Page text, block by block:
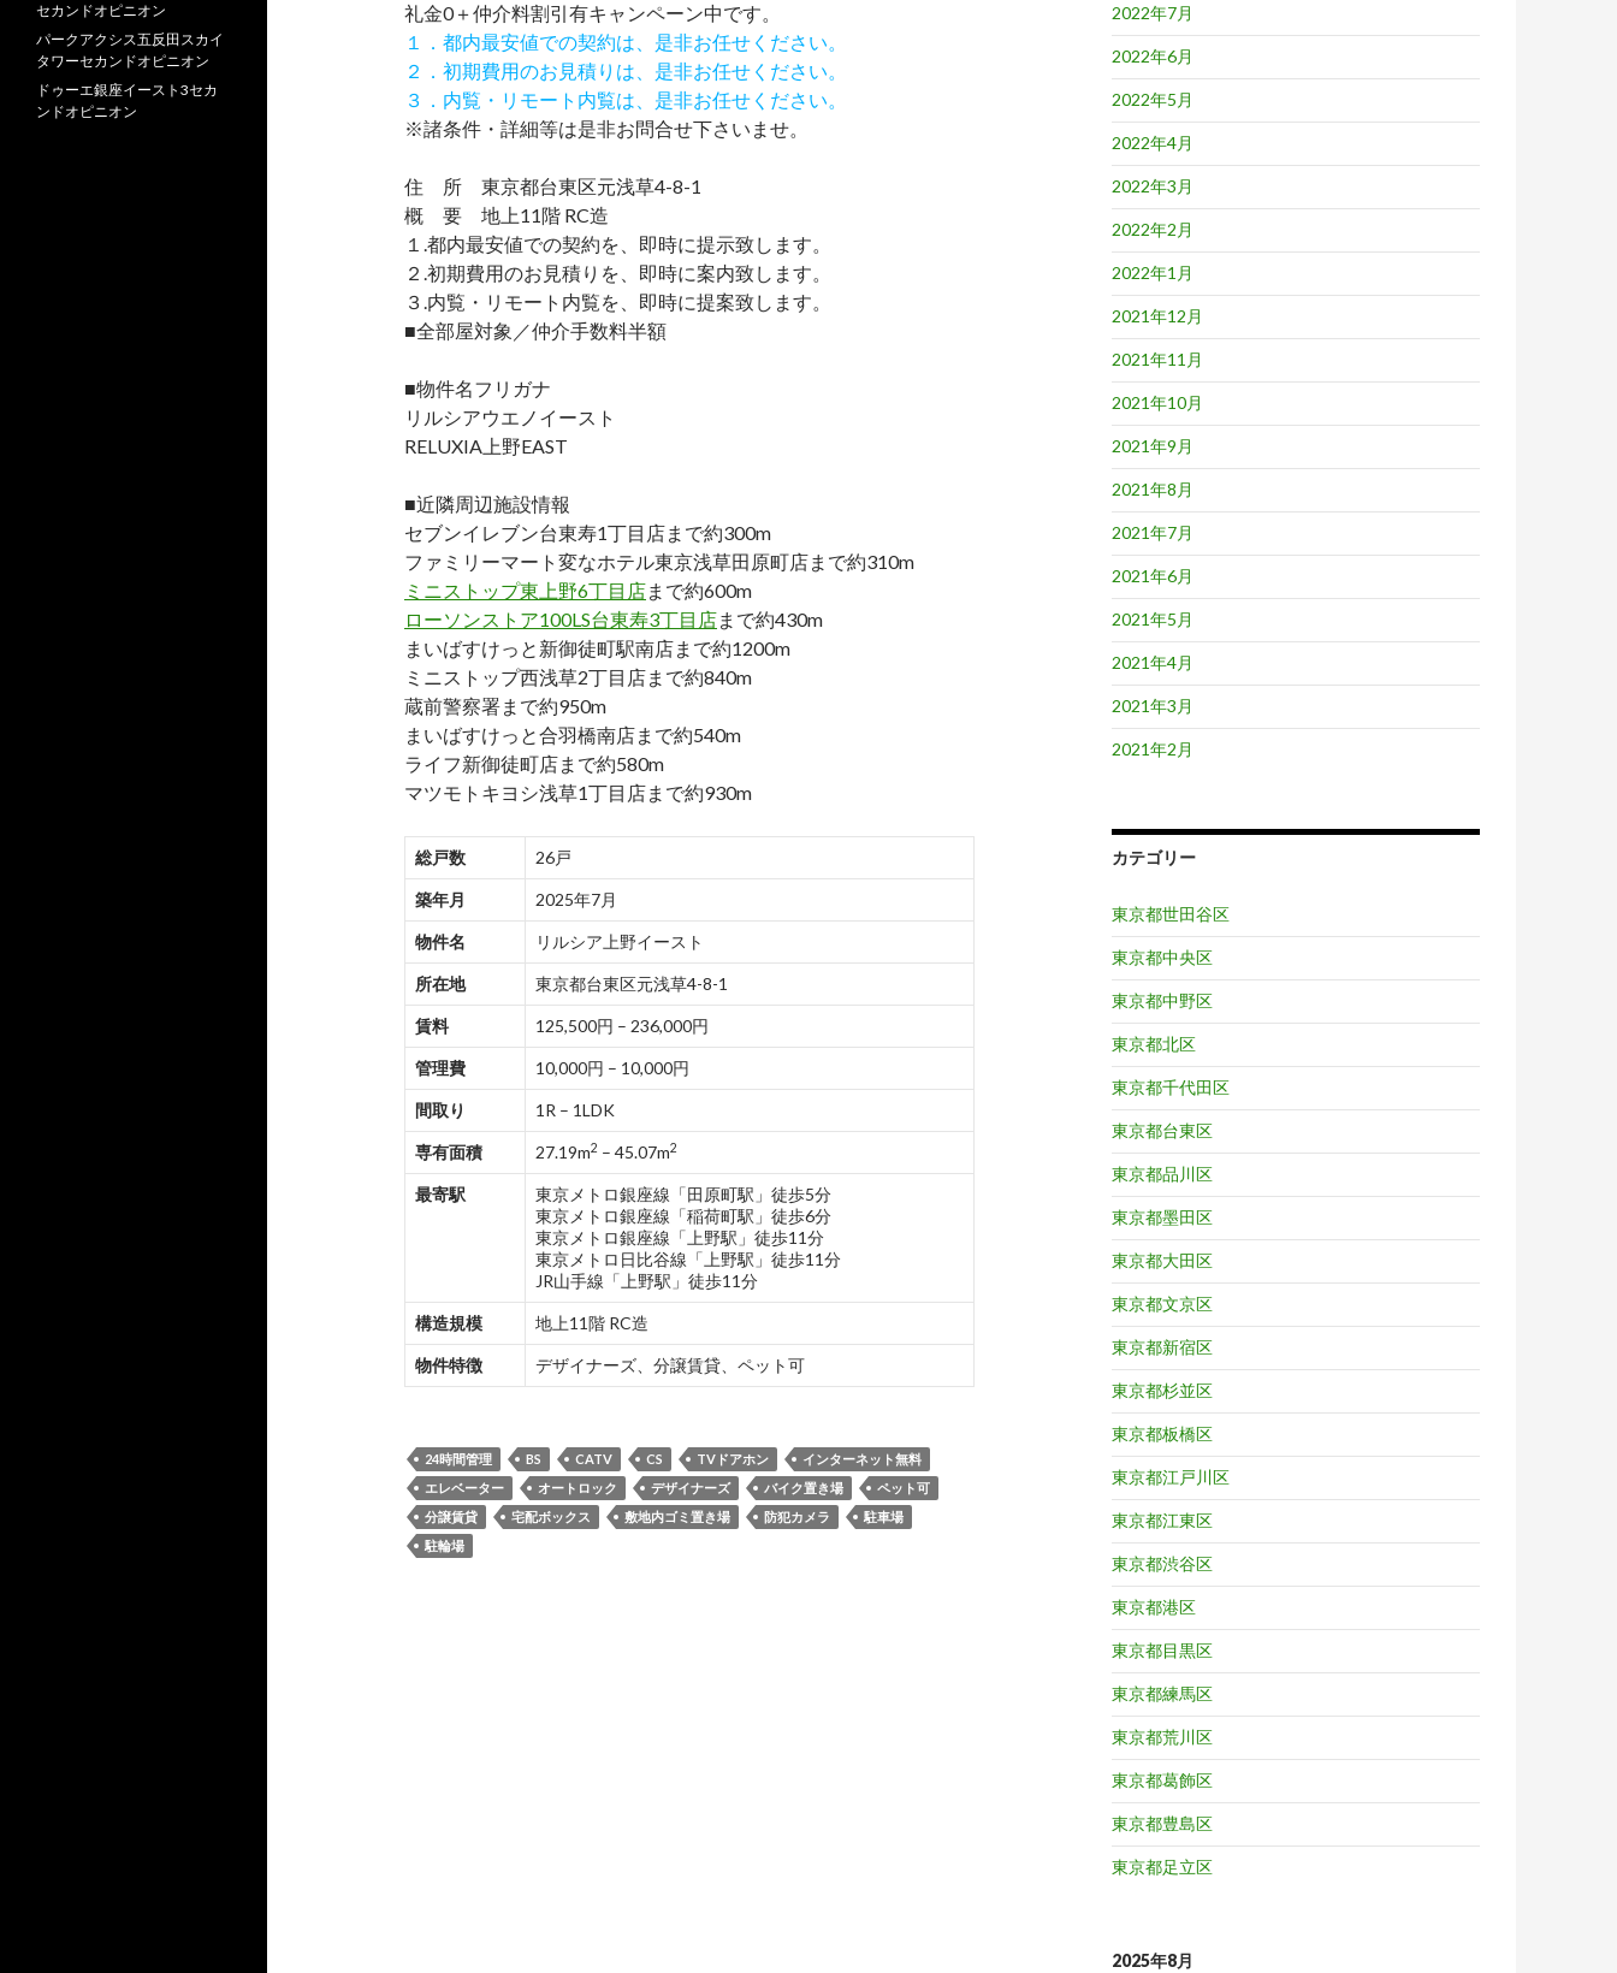
礼金0＋仲介料割引有キャンペーン中です。
１．都内最安値での契約は、是非お任せください。
２．初期費用のお見積りは、是非お任せください。
３．内覧・リモート内覧は、是非お任せください。
※諸条件・詳細等は是非お問合せ下さいませ。
住 所 東京都台東区元浅草4-8-1
概 要 地上11階 RC造
１.都内最安値での契約を、即時に提示致します。
２.初期費用のお見積りを、即時に案内致します。
３.内覧・リモート内覧を、即時に提案致します。
■全部屋対象／仲介手数料半額
■物件名フリガナ
リルシアウエノイースト
RELUXIA上野EAST
■近隣周辺施設情報
セブンイレブン台東寿1丁目店まで約300m
ファミリーマート変なホテル東京浅草田原町店まで約310m
ミニストップ東上野6丁目店まで約600m
ローソンストア100LS台東寿3丁目店まで約430m
まいばすけっと新御徒町駅南店まで約1200m
ミニストップ西浅草2丁目店まで約840m
蔵前警察署まで約950m
まいばすけっと合羽橋南店まで約540m
ライフ新御徒町店まで約580m
マツモトキヨシ浅草1丁目店まで約930m
総戸数 26戸
築年月 2025年7月
物件名 リルシア上野イースト
所在地 東京都台東区元浅草4-8-1
賃料 125,500円 – 236,000円
管理費 10,000円 – 10,000円
間取り 1R – 1LDK
専有面積 27.19m2 – 45.07m2
最寄駅
東京メトロ銀座線「田原町駅」徒歩5分
東京メトロ銀座線「稲荷町駅」徒歩6分
東京メトロ銀座線「上野駅」徒歩11分
東京メトロ日比谷線「上野駅」徒歩11分
JR山手線「上野駅」徒歩11分
構造規模 地上11階 RC造
物件特徴 デザイナーズ、分譲賃貸、ペット可
24時間管理 BS CATV CS TVドアホン
インターネット無料
エレベーター
オートロック デザイナーズ バイク置き場
ペット可
分譲賃貸
宅配ボックス 敷地内ゴミ置き場 防犯カメラ
駐車場
駐輪場
2022年7月
2022年6月
2022年5月
2022年4月
2022年3月
2022年2月
2022年1月
2021年12月
2021年11月
2021年10月
2021年9月
2021年8月
2021年7月
2021年6月
2021年5月
2021年4月
2021年3月
2021年2月
カテゴリー
東京都世田谷区
東京都中央区
東京都中野区
東京都北区
東京都千代田区
東京都台東区
東京都品川区
東京都墨田区
東京都大田区
東京都文京区
東京都新宿区
東京都杉並区
東京都板橋区
東京都江戸川区
東京都江東区
東京都渋谷区
東京都港区
東京都目黒区
東京都練馬区
東京都荒川区
東京都葛飾区
東京都豊島区
東京都足立区
2025年8月
セカンドオピニオン
パークアクシス五反田スカイ
タワーセカンドオピニオン
ドゥーエ銀座イースト3セカ
ンドオピニオン